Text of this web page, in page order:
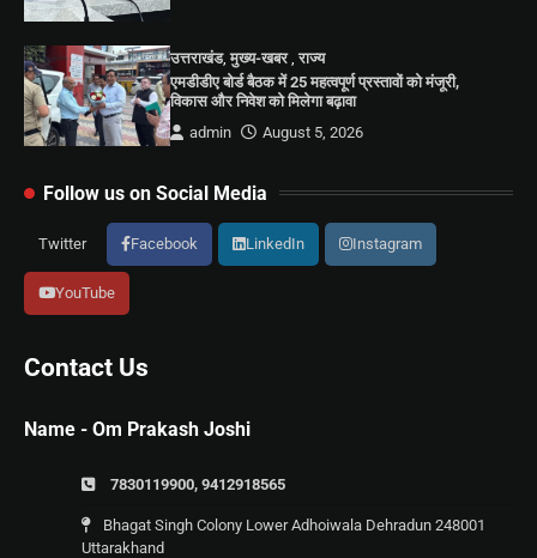
उत्तराखंड,मुख्य-खबर ,राज्य
एमडीडीए बोर्ड बैठक में 25 महत्वपूर्ण प्रस्तावों को मंजूरी,
विकास और निवेश को मिलेगा बढ़ावा
admin
August 5, 2026
Follow us on Social Media
Twitter Facebook LinkedIn Instagram
YouTube
Contact Us
Name - Om Prakash Joshi
7830119900, 9412918565
Bhagat Singh Colony Lower Adhoiwala Dehradun 248001
Uttarakhand